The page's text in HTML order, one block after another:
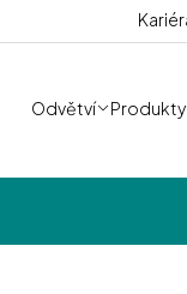
Odvětví Produkty